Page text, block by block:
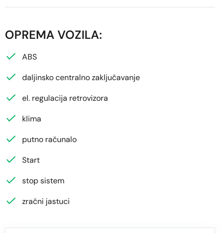
OPREMA VOZILA:
ABS
daljinsko centralno zaključavanje
el. regulacija retrovizora
klima
putno računalo
Start
stop sistem
zračni jastuci